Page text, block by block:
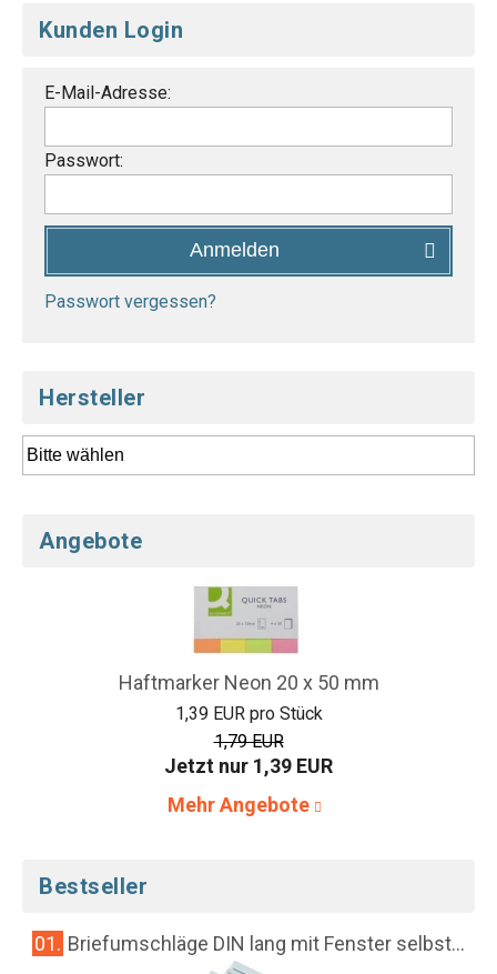
Kunden Login
E-Mail-Adresse:
Passwort:
Anmelden
Passwort vergessen?
Hersteller
Angebote
Haftmarker Neon 20 x 50 mm
1,39 EUR pro Stück
1,79 EUR
Jetzt nur 1,39 EUR
Mehr Angebote
Bestseller
01. Briefumschläge DIN lang mit Fenster selbst...